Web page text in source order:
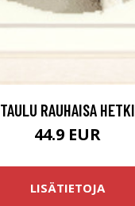
TAULU RAUHAISA HETKI
44.9 EUR
LISÄTIETOJA